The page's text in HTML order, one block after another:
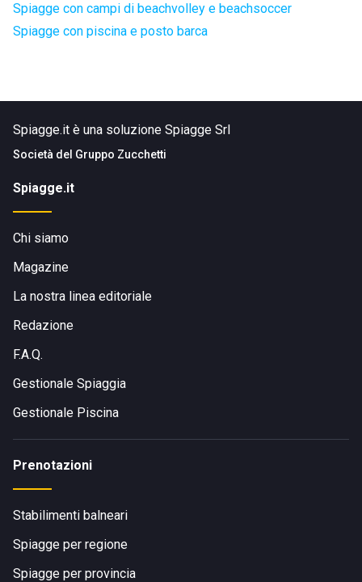
Spiagge con campi di beachvolley e beachsoccer
Spiagge con piscina e posto barca
Spiagge.it è una soluzione Spiagge Srl
Società del Gruppo Zucchetti
Spiagge.it
Chi siamo
Magazine
La nostra linea editoriale
Redazione
F.A.Q.
Gestionale Spiaggia
Gestionale Piscina
Prenotazioni
Stabilimenti balneari
Spiagge per regione
Spiagge per provincia